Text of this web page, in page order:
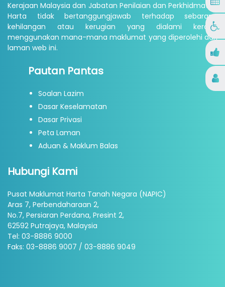
Kerajaan Malaysia dan Jabatan Penilaian dan Perkhidmatan
Harta tidak bertanggungjawab terhadap sebarang
kehilangan atau kerugian yang dialami kerana
menggunakan mana-mana maklumat yang diperolehi dari
laman web ini.
Pautan Pantas
Soalan Lazim
Dasar Keselamatan
Dasar Privasi
Peta Laman
Aduan & Maklum Balas
Hubungi Kami
Pusat Maklumat Harta Tanah Negara (NAPIC)
Aras 7, Perbendaharaan 2,
No.7, Persiaran Perdana, Presint 2,
62592 Putrajaya, Malaysia
Tel: 03-8886 9000
Faks: 03-8886 9007 / 03-8886 9049